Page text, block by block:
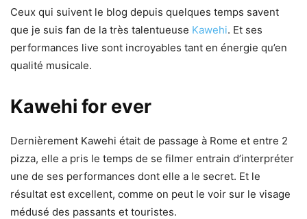
Ceux qui suivent le blog depuis quelques temps savent
que je suis fan de la très talentueuse Kawehi. Et ses
performances live sont incroyables tant en énergie qu’en
qualité musicale.
Kawehi for ever
Dernièrement Kawehi était de passage à Rome et entre 2
pizza, elle a pris le temps de se filmer entrain d’interpréter
une de ses performances dont elle a le secret. Et le
résultat est excellent, comme on peut le voir sur le visage
médusé des passants et touristes.